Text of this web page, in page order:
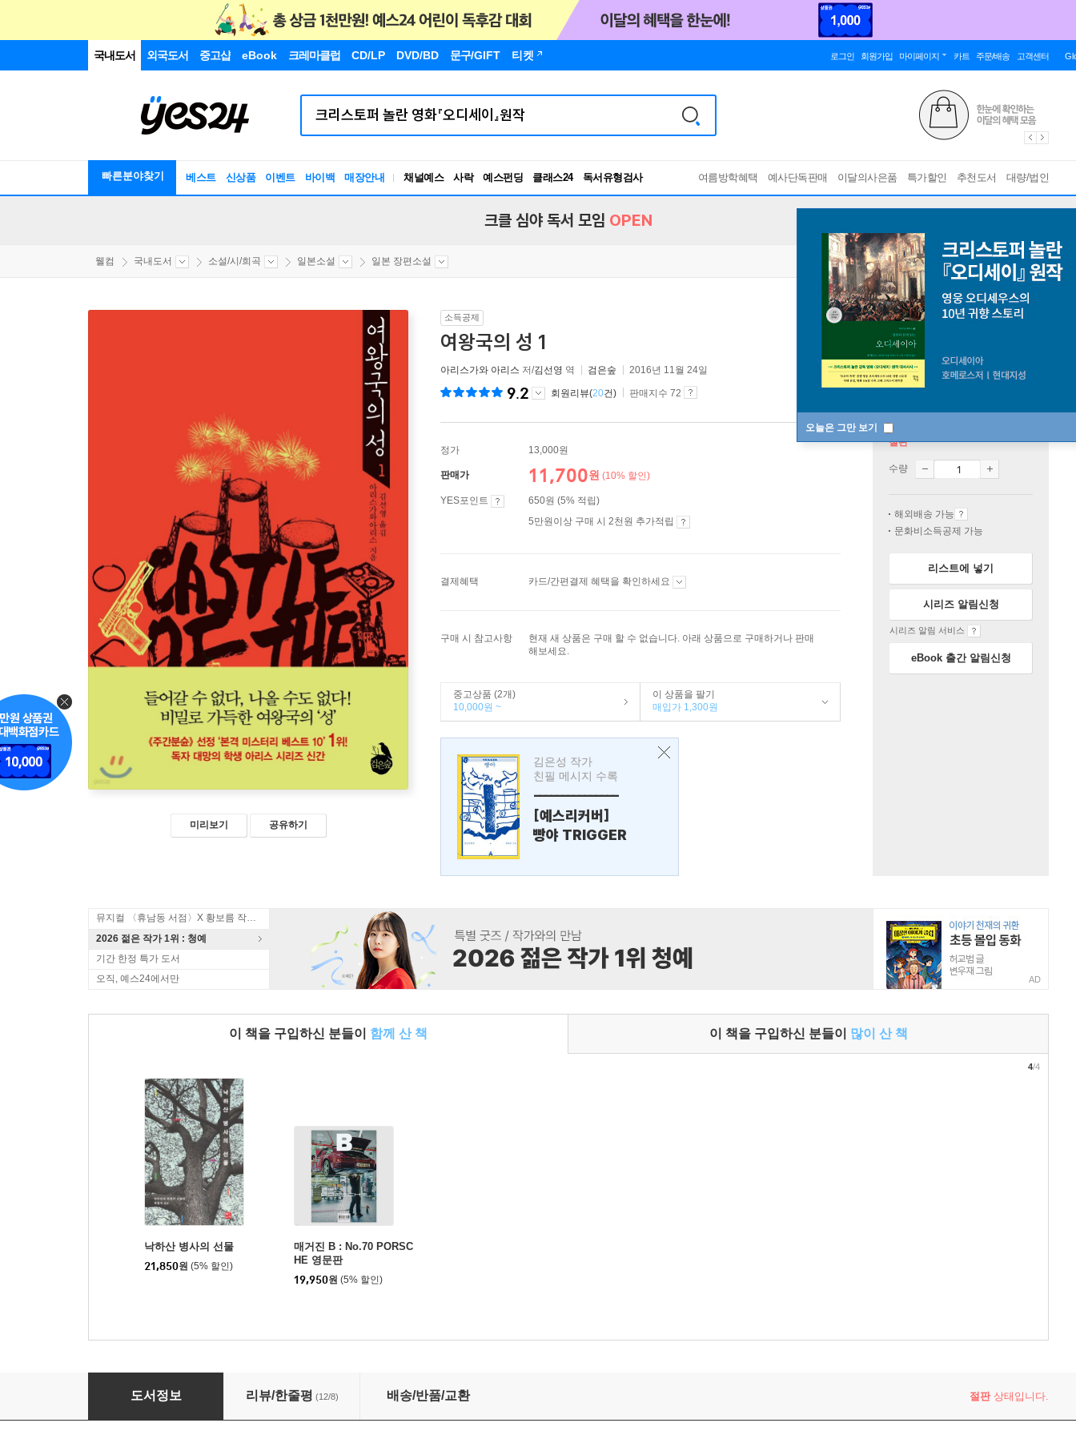
국내도서 외국도서 중고샵 eBook 크레마클럽 CD/LP DVD/BD 문구/GIFT 티켓 로그인 회원가입 마이페이지 카트 주문/배송 고객센터
빠른분야찾기 베스트 신상품 이벤트 바이백 매장안내 채널예스 사락 예스펀딩 클래스24
독서유형검사
RBTI Lab
여름방학혜택 예사단독판매 이달의사은품 특가할인 추천도서 대량/법인
오늘은 그만 보기
크클 심야 독서 모임 OPEN
웰컴 국내도서 소설/시/희곡 일본소설 일본 장편소설
미리보기 공유하기
소득공제
여왕국의 성 1
아리스가와 아리스 저/김선영 역 검은숲 2016년 11월 24일
9.2 회원리뷰(20건) 판매지수 72
정가 13,000원
판매가 11,700원 (10% 할인)
YES포인트
650원 (5% 적립)
5만원이상 구매 시 2천원 추가적립
결제혜택 카드/간편결제 혜택을 확인하세요
구매 시 참고사항
현재 새 상품은 구매 할 수 없습니다. 아래 상품으로 구매하거나 판매
해보세요.
중고상품 (2개)
10,000원 ~
이 상품을 팔기
매입가 1,300원
김은성 작가
친필 메시지 수록
---------------
[예스리커버]
빵야 TRIGGER
절판
수량
해외배송 가능
문화비소득공제 가능
리스트에 넣기
시리즈 알림신청
시리즈 알림 서비스
eBook 출간 알림신청
뮤지컬 〈휴남동 서점〉X 황보름 작가 북토크
2026 젊은 작가 1위 : 청예
기간 한정 특가 도서
오직, 예스24에서만
AD
이 책을 구입하신 분들이 함께 산 책 이 책을 구입하신 분들이 많이 산 책
낙하산 병사의 선물
21,850원 (5% 할인)
매거진 B : No.70 PORSC
HE 영문판
19,950원 (5% 할인)
4/4
여왕국의 성 1
도서정보 리뷰/한줄평 (12/8) 배송/반품/교환 절판상태입니다.